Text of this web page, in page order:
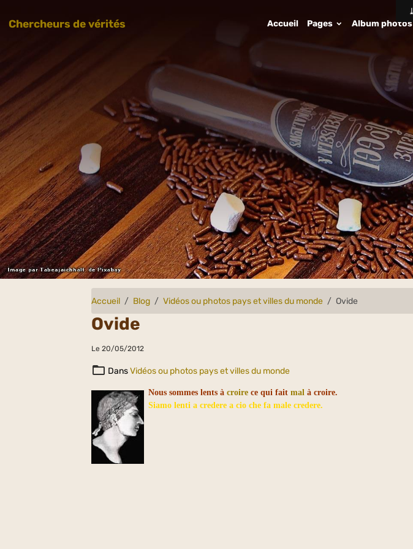
Chercheurs de vérités Accueil Pages Album photos
Accueil Blog Vidéos ou photos pays et villes du monde Ovide
Ovide
Le 20/05/2012
DansVidéos ou photos pays et villes du monde
Nous sommes lents àcroire ce qui faitmal à croire.
Siamo lenti a credere a cio che fa male credere.